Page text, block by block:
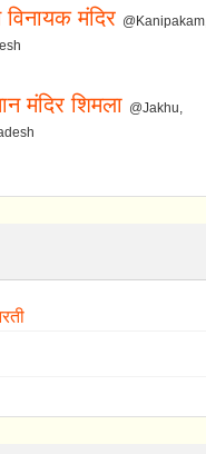
मंदिर @Kanipakam,
मंदिर शिमला @Jakhu,